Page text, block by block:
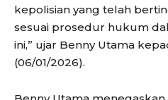
kepolisian yang telah
sesuai prosedur hukum
ini,” ujar Benny Utama
(06/01/2026).